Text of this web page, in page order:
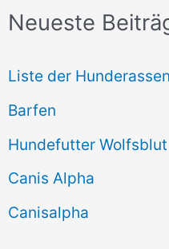
h
n
n
a
c
h
Neueste
Liste der
Barfen
Hundefutter Wolfsblut
Canis Alpha
Canisalpha